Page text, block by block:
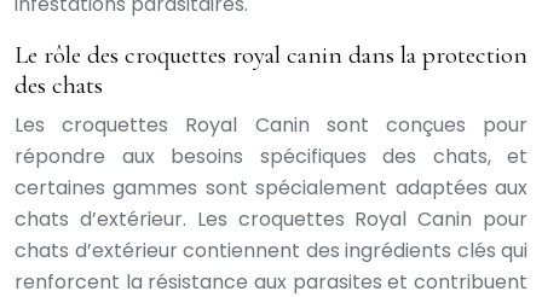
Le rôle des croquettes royal canin dans la protection
des chats
Les croquettes Royal Canin sont conçues pour
répondre aux besoins spécifiques des chats, et
certaines gammes sont spécialement adaptées aux
chats d’extérieur. Les croquettes Royal Canin pour
chats d’extérieur contiennent des ingrédients clés qui
renforcent la résistance aux parasites et contribuent